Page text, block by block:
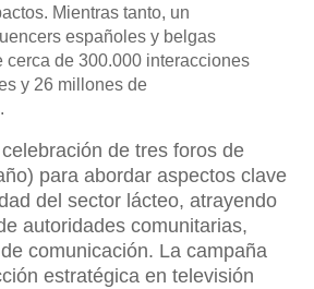
Mientras tanto, un
españoles y belgas
cerca de 300.000 interacciones
y 26 millones de
de tres foros de
para abordar aspectos clave
del sector lácteo, atrayendo
autoridades comunitarias,
comunicación. La campaña
estratégica en televisión